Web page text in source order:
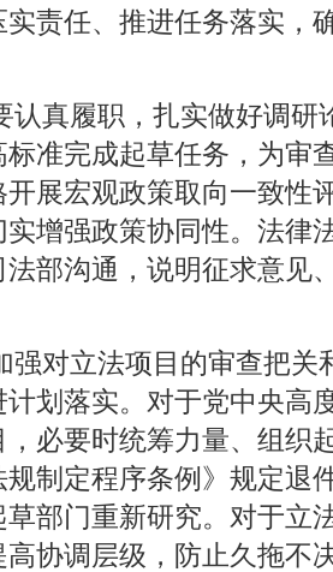
责任、推进任务落实，
认真履职，扎实做好调研
准完成起草任务，为审
开展宏观政策取向一致性
增强政策协同性。法律
法部沟通，说明征求意见
强对立法项目的审查把关
划落实。对于党中央高
必要时统筹力量、组织
制定程序条例》规定退
草部门重新研究。对于立
协调层级，防止久拖不